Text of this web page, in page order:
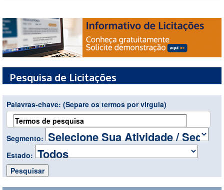
Pesquisa de Licitações
Palavras-chave: (Separe os termos por virgula)
Segmento:
Estado: